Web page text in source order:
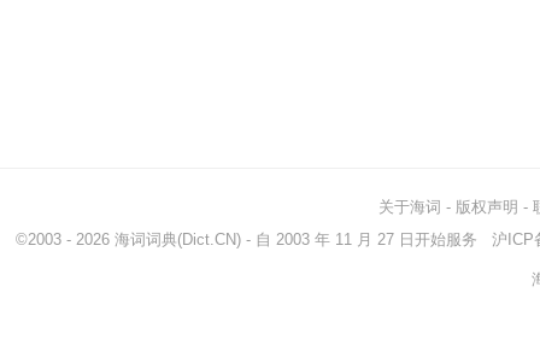
关于海词 - 版权声明 -
©2003 - 2026 海词词典(Dict.CN) - 自 2003 年 11 月 27 日开始服务 沪ICP